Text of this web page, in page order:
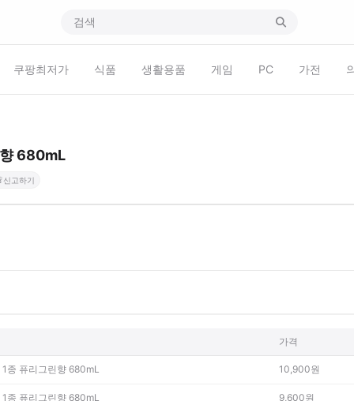
쿠팡최저가 식품 생활용품 게임 PC 가전
680mL
신고하기
가격
종 퓨리그린향 680mL 10,900원
종 퓨리그린향 680mL 9,600원